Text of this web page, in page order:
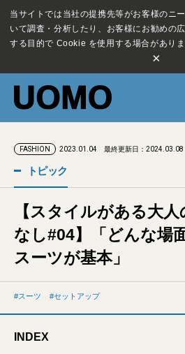
当サイトでは当社の提携先等がお客様のニ
いて調査・分析したり、お客様にお勧めの
する目的で Cookie を使用する場合がありま
×
FASHION 2023.01.04 最終更新日：2024.03.08
トピック
【スタイルがある大
なし#04】「どんな場
スーツが基本」
スーツ セットアップ
INDEX